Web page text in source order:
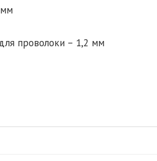
проволоки – 1,2 мм